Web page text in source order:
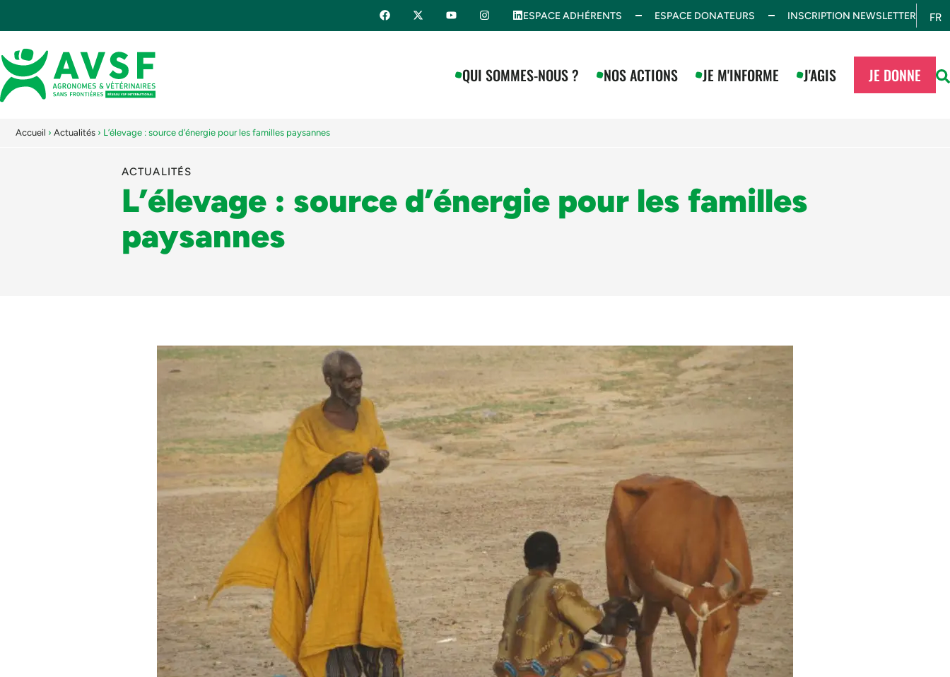
ESPACE ADHÉRENTS ESPACE DONATEURS INSCRIPTION NEWSLETTER FR
ES
QUI SOMMES-NOUS ? NOS ACTIONS JE M'INFORME J'AGIS JE DONNE
Accueil › Actualités › L’élevage : source d’énergie pour les familles paysannes
ACTUALITÉS
L’élevage : source d’énergie pour les familles
paysannes